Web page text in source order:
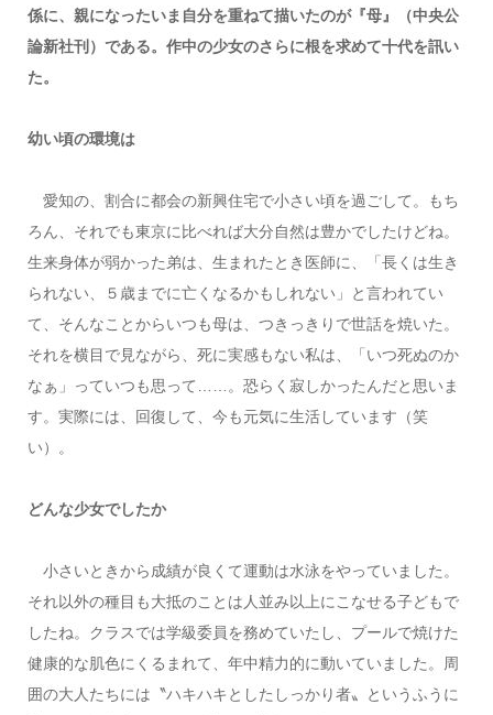
係に、親になったいま自分を重ねて描いたのが『母』（中央公
論新社刊）である。作中の少女のさらに根を求めて十代を訊い
た。
幼い頃の環境は
愛知の、割合に都会の新興住宅で小さい頃を過ごして。もち
ろん、それでも東京に比べれば大分自然は豊かでしたけどね。
生来身体が弱かった弟は、生まれたとき医師に、「長くは生き
られない、５歳までに亡くなるかもしれない」と言われてい
て、そんなことからいつも母は、つきっきりで世話を焼いた。
それを横目で見ながら、死に実感もない私は、「いつ死ぬのか
なぁ」っていつも思って……。恐らく寂しかったんだと思いま
す。実際には、回復して、今も元気に生活しています（笑
い）。
どんな少女でしたか
小さいときから成績が良くて運動は水泳をやっていました。
それ以外の種目も大抵のことは人並み以上にこなせる子どもで
したね。クラスでは学級委員を務めていたし、プールで焼けた
健康的な肌色にくるまれて、年中精力的に動いていました。周
囲の大人たちには〝ハキハキとしたしっかり者〟というふうに